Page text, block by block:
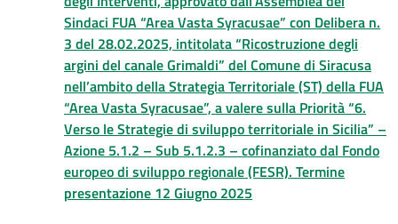
Sindaci FUA “Area Vasta Syracusae” con Delibera n.
3 del 28.02.2025, intitolata “Ricostruzione degli
argini del canale Grimaldi” del Comune di Siracusa
nell’ambito della Strategia Territoriale (ST) della FUA
“Area Vasta Syracusae”, a valere sulla Priorità “6.
Verso le Strategie di sviluppo territoriale in Sicilia” –
Azione 5.1.2 – Sub 5.1.2.3 – cofinanziato dal Fondo
europeo di sviluppo regionale (FESR). Termine
presentazione 12 Giugno 2025